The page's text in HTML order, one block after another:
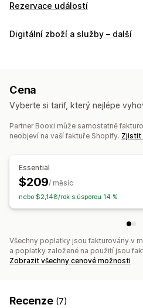
Rezervace událostí
Typ akce
Správa rezervací
Kalendář
Plánování Termíny
Synchronizace dat
Aktualizace
Přizpůsobení
Rezervační stránky Kalendářní
Digitální zboží a služby – další
Cena
Vyberte si tarif, který nejlépe
Partner Booxi může samostatně
neobjeví na vaší faktuře Shopify. Zjistit
Essential
$209/ měsíc
nebo $2,148/rok s úsporou 14 %
Všechny poplatky jsou fakturovány v
a poplatky založené na použití jsou
Zobrazit všechny cenové možnosti
Recenze (7)